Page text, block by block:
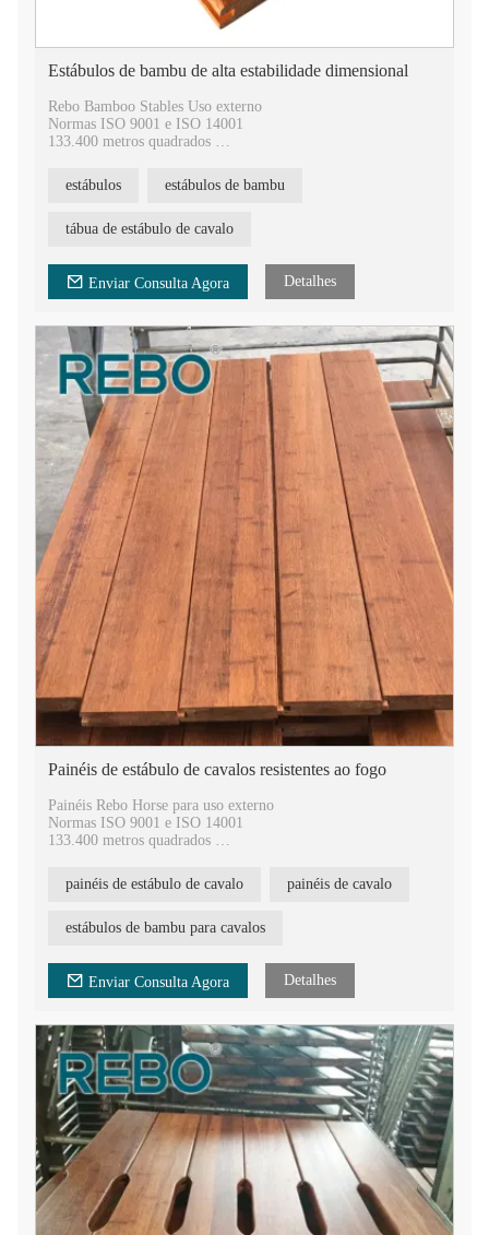
Estábulos de bambu de alta estabilidade dimensional
Rebo Bamboo Stables Uso externo
Normas ISO 9001 e ISO 14001
133.400 metros quadrados
9 patentes nacionais de invenção e 77 patentes de modelo de
utilidade
estábulos estábulos de bambu
tábua de estábulo de cavalo
Enviar Consulta Agora Detalhes
Painéis de estábulo de cavalos resistentes ao fogo
Painéis Rebo Horse para uso externo
Normas ISO 9001 e ISO 14001
133.400 metros quadrados
9 patentes nacionais de invenção e 77 patentes de modelo de
utilidade
painéis de estábulo de cavalo painéis de cavalo
estábulos de bambu para cavalos
Enviar Consulta Agora Detalhes